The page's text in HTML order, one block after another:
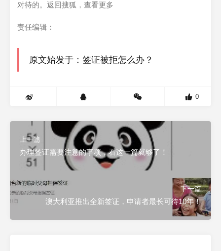
对待的。 返回搜狐，查看更多
责任编辑：
原文始发于：签证被拒怎么办？
0
上一篇
办理签证需要注意的事项，看这一篇就够了！
下一篇
澳大利亚推出全新签证，申请者最长可待10年！